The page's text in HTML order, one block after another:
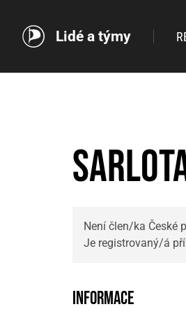
Lidé a týmy
Není člen/ka České
Je registrovaný/á
Informace